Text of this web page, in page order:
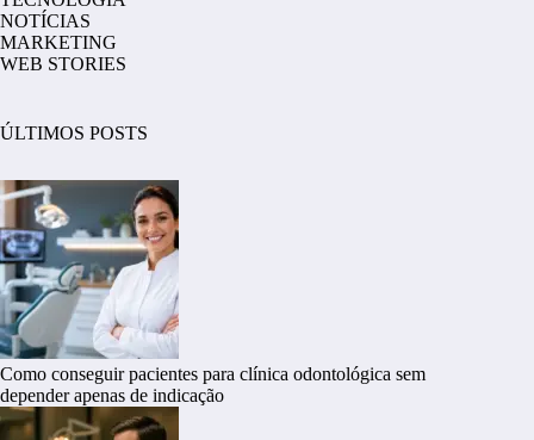
NOTÍCIAS
MARKETING
WEB STORIES
ÚLTIMOS POSTS
Como conseguir pacientes para clínica odontológica sem
depender apenas de indicação